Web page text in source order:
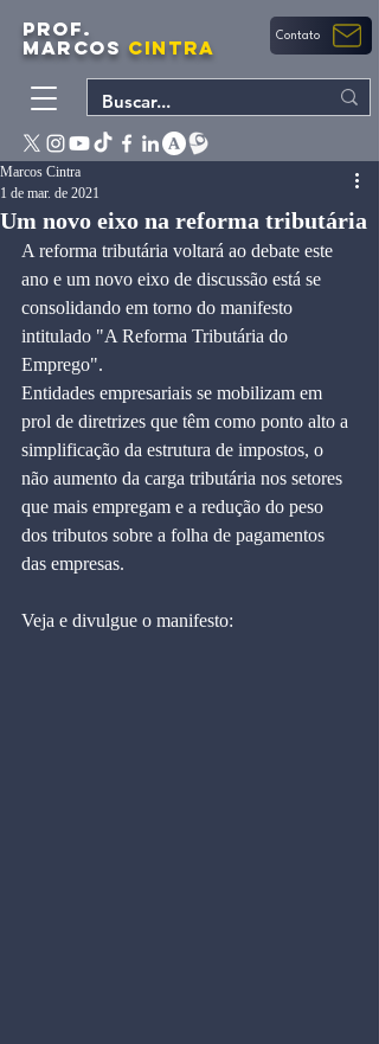
PROF.
MARCOS CINTRA Contato
Um novo eixo na reforma tributária
Marcos Cintra
1 de mar. de 2021
A reforma tributária voltará ao debate este
ano e um novo eixo de discussão está se
consolidando em torno do manifesto
intitulado "A Reforma Tributária do
Emprego".
Entidades empresariais se mobilizam em
prol de diretrizes que têm como ponto alto a
simplificação da estrutura de impostos, o
não aumento da carga tributária nos setores
que mais empregam e a redução do peso
dos tributos sobre a folha de pagamentos
das empresas.
Veja e divulgue o manifesto: